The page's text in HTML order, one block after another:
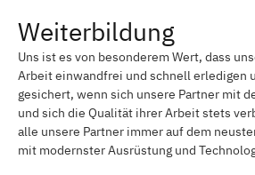
Weiterbildung
Uns ist es von besonderem Wert, dass
Arbeit einwandfrei und schnell erledigen
gesichert, wenn sich unsere Partner mit
und sich die Qualität ihrer Arbeit stets
alle unsere Partner immer auf dem
mit modernster Ausrüstung und